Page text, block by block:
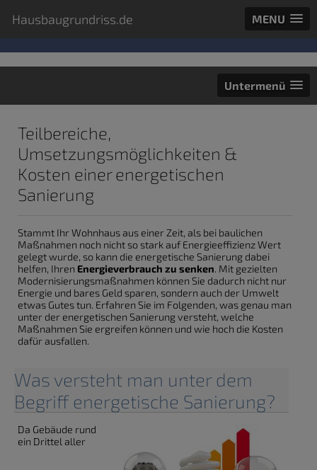
Hausbaugrundriss.de MENU
Untermenü
Teilbereiche,
Umsetzungsmöglichkeiten &
Kosten einer energetischen
Sanierung
Stammt Ihr Wohnhaus aus einer Zeit, als bei baulichen
Maßnahmen noch nicht so stark auf Energieeffizienz Wert
gelegt wurde, so kann die energetische Sanierung dabei
helfen, Ihren Energieverbrauch zu senken. Mit gezielten
Modernisierungsmaßnahmen können Sie dadurch nicht nur
Energie und bares Geld sparen, sondern auch der Umwelt
etwas Gutes tun. Erfahren Sie im Folgenden, was genau man
unter der energetischen Sanierung versteht, welche
Maßnahmen Sie ergreifen können und wie hoch die Kosten
dafür ausfallen.
Was versteht man unter dem
Begriff energetische Sanierung?
Da Gebäude rund
ein Drittel aller